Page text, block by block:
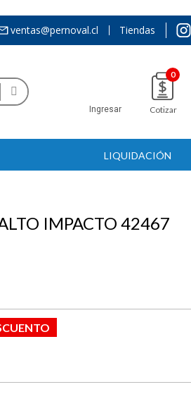
ventas@pernoval.cl Tiendas
Ingresar
0
Cotizar
LIQUIDACIÓN
IMPACTO 42467